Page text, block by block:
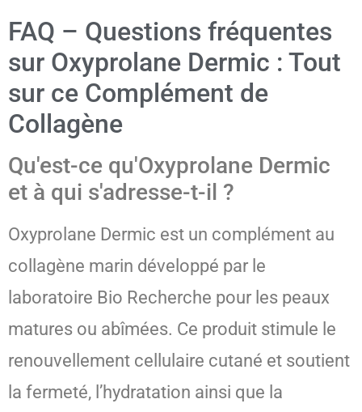
FAQ – Questions fréquentes
sur Oxyprolane Dermic : Tout
sur ce Complément de
Collagène
Qu'est-ce qu'Oxyprolane Dermic
et à qui s'adresse-t-il ?
Oxyprolane Dermic est un complément au
collagène marin développé par le
laboratoire Bio Recherche pour les peaux
matures ou abîmées. Ce produit stimule le
renouvellement cellulaire cutané et soutient
la fermeté, l’hydratation ainsi que la